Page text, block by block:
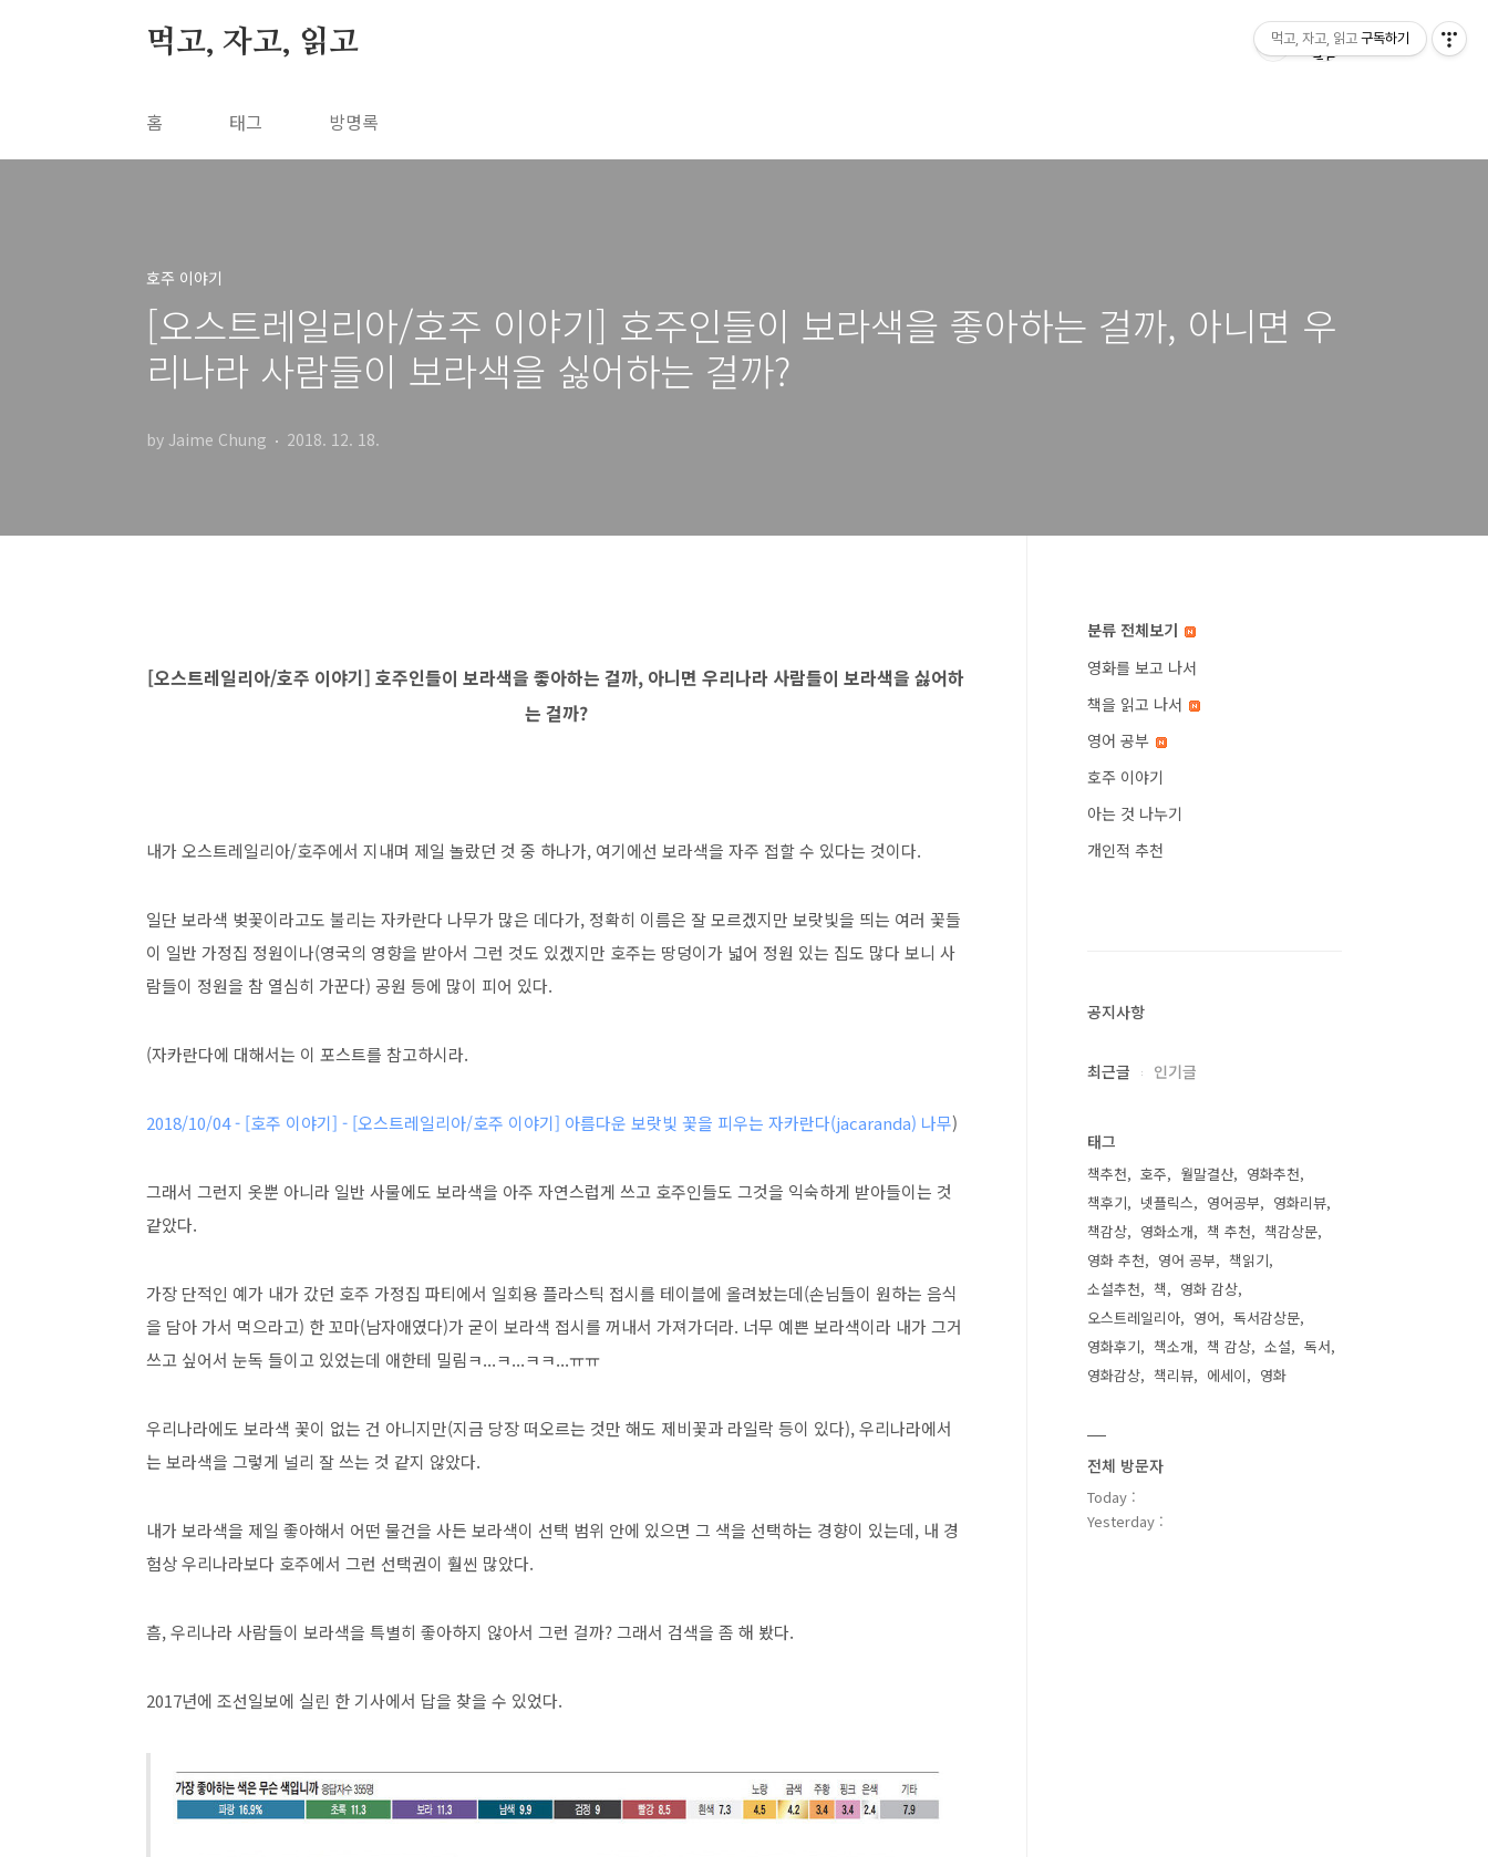
먹고, 자고, 읽고
홈 태그 방명록
호주 이야기
[오스트레일리아/호주 이야기] 호주인들이 보라색을 좋아하는 걸까, 아니면 우
리나라 사람들이 보라색을 싫어하는 걸까?
by Jaime Chung 2018. 12. 18.
[오스트레일리아/호주 이야기] 호주인들이 보라색을 좋아하는 걸까, 아니면 우리나라 사람들이 보라색을 싫어하
는 걸까?
내가 오스트레일리아/호주에서 지내며 제일 놀랐던 것 중 하나가, 여기에선 보라색을 자주 접할 수 있다는 것이다.
일단 보라색 벚꽃이라고도 불리는 자카란다 나무가 많은 데다가, 정확히 이름은 잘 모르겠지만 보랏빛을 띄는 여러 꽃들
이 일반 가정집 정원이나(영국의 영향을 받아서 그런 것도 있겠지만 호주는 땅덩이가 넓어 정원 있는 집도 많다 보니 사
람들이 정원을 참 열심히 가꾼다) 공원 등에 많이 피어 있다.
(자카란다에 대해서는 이 포스트를 참고하시라.
2018/10/04 - [호주 이야기] - [오스트레일리아/호주 이야기] 아름다운 보랏빛 꽃을 피우는 자카란다(jacaranda) 나무)
그래서 그런지 옷뿐 아니라 일반 사물에도 보라색을 아주 자연스럽게 쓰고 호주인들도 그것을 익숙하게 받아들이는 것
같았다.
가장 단적인 예가 내가 갔던 호주 가정집 파티에서 일회용 플라스틱 접시를 테이블에 올려놨는데(손님들이 원하는 음식
을 담아 가서 먹으라고) 한 꼬마(남자애였다)가 굳이 보라색 접시를 꺼내서 가져가더라. 너무 예쁜 보라색이라 내가 그거
쓰고 싶어서 눈독 들이고 있었는데 애한테 밀림ㅋ...ㅋ...ㅋㅋ...ㅠㅠ
우리나라에도 보라색 꽃이 없는 건 아니지만(지금 당장 떠오르는 것만 해도 제비꽃과 라일락 등이 있다), 우리나라에서
는 보라색을 그렇게 널리 잘 쓰는 것 같지 않았다.
내가 보라색을 제일 좋아해서 어떤 물건을 사든 보라색이 선택 범위 안에 있으면 그 색을 선택하는 경향이 있는데, 내 경
험상 우리나라보다 호주에서 그런 선택권이 훨씬 많았다.
흠, 우리나라 사람들이 보라색을 특별히 좋아하지 않아서 그런 걸까? 그래서 검색을 좀 해 봤다.
2017년에 조선일보에 실린 한 기사에서 답을 찾을 수 있었다.
분류 전체보기
영화를 보고 나서
책을 읽고 나서
영어 공부
호주 이야기
아는 것 나누기
개인적 추천
공지사항
최근글 인기글
태그
책추천 호주 월말결산
영화추천
책후기
넷플릭스 영어공부
영화리뷰
책감상
영화소개 책 추천
책감상문
영화 추천
영어 공부
책읽기
소설추천
책
영화 감상
오스트레일리아
영어
독서감상문
영화후기
책소개 책 감상 소설
독서
영화감상
책리뷰 에세이 영화
전체 방문자
Today :
Yesterday :
먹고, 자고, 읽고 구독하기